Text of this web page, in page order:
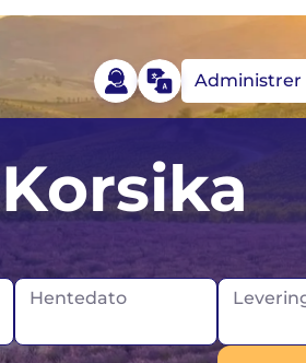
Island
Administrer
Hentedato